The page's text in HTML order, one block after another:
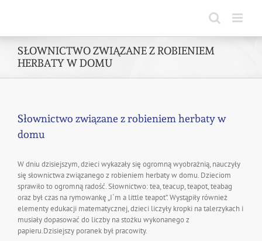
SŁOWNICTWO ZWIĄZANE Z ROBIENIEM
HERBATY W DOMU
Słownictwo związane z robieniem herbaty w
domu
W dniu dzisiejszym, dzieci wykazały się ogromną wyobrażnią, nauczyły
się słownictwa związanego z robieniem herbaty w domu. Dzieciom
sprawiło to ogromną radość. Słownictwo: tea, teacup, teapot, teabag
oraz był czas na rymowankę „I`m a little teapot”. Wystąpiły również
elementy edukacji matematycznej, dzieci liczyły kropki na talerzykach i
musiały dopasować do liczby na stożku wykonanego z
papieru.Dzisiejszy poranek był pracowity.